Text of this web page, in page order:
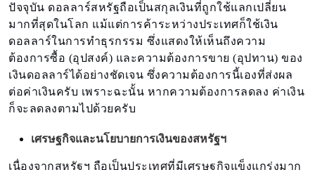
ปัจจุบัน ดอลลาร์สหรัฐถือเป็นสกุลเงินที่ถูกใช้แลกเปลี่ยน
มากที่สุดในโลก แม้แต่การค้าระหว่างประเทศก็ใช้เงิน
ดอลลาร์ในการทำธุรกรรม ซึ่งแสดงให้เห็นถึงความ
ต้องการซื้อ (อุปสงค์) และความต้องการขาย (อุปทาน) ของ
เงินดอลลาร์ได้อย่างชัดเจน ซึ่งความต้องการนี้เองที่ส่งผล
ต่อค่าเงินครับ เพราะฉะนั้น หากความต้องการลดลง ค่าเงิน
ก็จะลดลงตามไปด้วยครับ
เศรษฐกิจและนโยบายการเงินของสหรัฐฯ
เนื่องจากสหรัฐฯ ถือเป็นประเทศที่มีเศรษฐกิจแข็งแกร่งมาก